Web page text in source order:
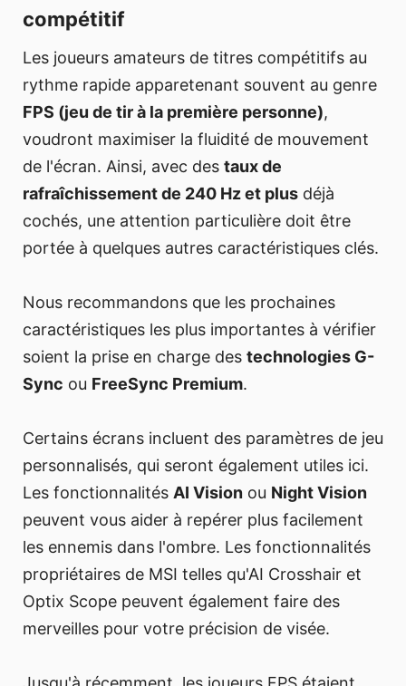
compétitif
Les joueurs amateurs de titres compétitifs au
rythme rapide apparetenant souvent au genre
FPS (jeu de tir à la première personne),
voudront maximiser la fluidité de mouvement
de l'écran. Ainsi, avec des taux de
rafraîchissement de 240 Hz et plus déjà
cochés, une attention particulière doit être
portée à quelques autres caractéristiques clés.
Nous recommandons que les prochaines
caractéristiques les plus importantes à vérifier
soient la prise en charge des technologies G-
Sync ou FreeSync Premium.
Certains écrans incluent des paramètres de jeu
personnalisés, qui seront également utiles ici.
Les fonctionnalités AI Vision ou Night Vision
peuvent vous aider à repérer plus facilement
les ennemis dans l'ombre. Les fonctionnalités
propriétaires de MSI telles qu'AI Crosshair et
Optix Scope peuvent également faire des
merveilles pour votre précision de visée.